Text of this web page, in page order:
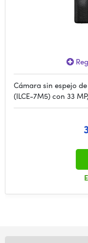
Cámara sin espejo
(ILCE-7M5) con 33